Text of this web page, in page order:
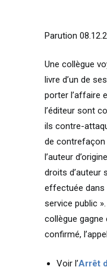
Parution
Une collègue
livre d’un de
porter l’affaire
l’éditeur sont
ils contre-
de contrefaçon
l’auteur
droits d’auteur
effectuée dans
service public
collègue gagne
confirmé,
Voir l’Arrêt